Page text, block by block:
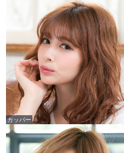
カッパー